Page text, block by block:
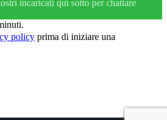
incaricati qui sotto per chattare
policy prima di iniziare una